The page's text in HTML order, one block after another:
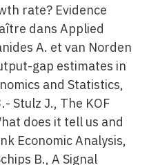
rate? Evidence
dans Applied
A. et van Norden
gap estimates in
and Statistics,
Stulz J., The KOF
does it tell us and
Economic Analysis,
B., A Signal